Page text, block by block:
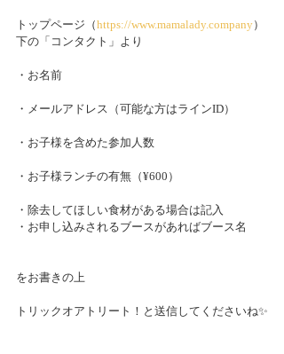
トップページ（https://www.mamalady.company）
下の「コンタクト」より
・お名前
・メールアドレス（可能な方はラインID）
・お子様を含めた参加人数
・お子様ランチの有無（¥600）
・除去してほしい食材がある場合は記入
・お申し込みされるブースがあればブース名
をお書きの上
トリックオアトリート！と送信してくださいね✨